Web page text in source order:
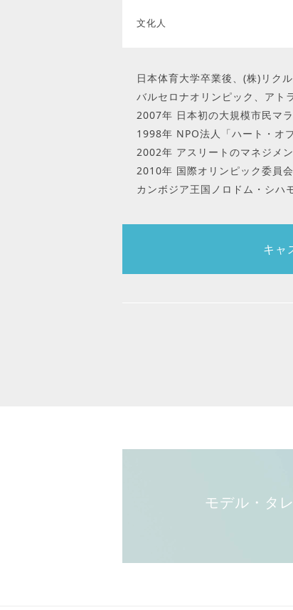
文化人
日本体育大学卒業後、(株)リクル
バルセロナオリンピック、アト
2007年 日本初の大規模市民マ
1998年 NPO法人「ハート・オ
2002年 アスリートのマネジメ
2010年 国際オリンピック委員
カンボジア王国ノロドム・シハ
キャ
モデル・タ